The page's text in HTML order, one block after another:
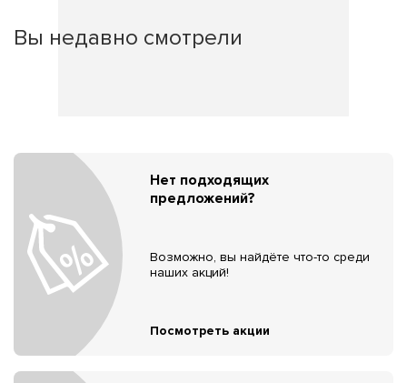
Вы недавно смотрели
Нет подходящих
предложений?
Возможно, вы найдёте что-то среди
наших акций!
Посмотреть акции